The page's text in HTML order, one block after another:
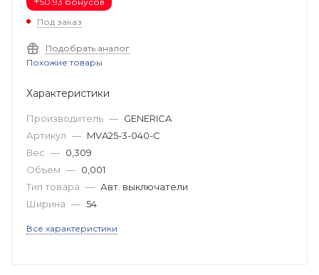
Под заказ
Подобрать аналог
Похожие товары
Характеристики
Производитель — GENERICA
Артикул — MVA25-3-040-C
Вес — 0,309
Объем — 0,001
Тип товара — Авт. выключатели
Ширина — 54
Все характеристики